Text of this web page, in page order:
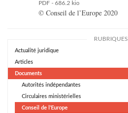
PDF - 686.2 kio
© Conseil de l’Europe 2020
RUBRIQUES
Actualité juridique
Articles
Documents
Autorités indépendantes
Circulaires ministérielles
Conseil de l’Europe